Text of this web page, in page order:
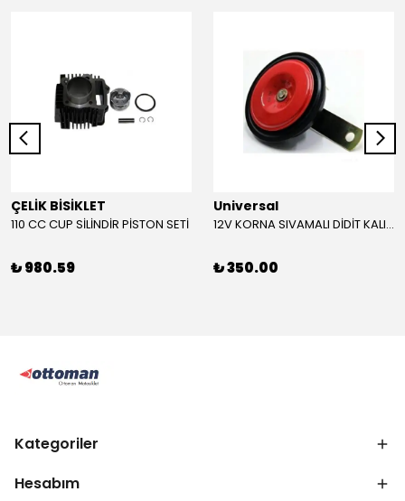
ÇELİK BİSİKLET
110 CC CUP SİLİNDİR PİSTON SETİ
₺ 980.59
Universal
12V KORNA SIVAMALI DİDİT KALIN SESLİ (KIRMIZI)
₺ 350.00
Kategoriler
Hesabım